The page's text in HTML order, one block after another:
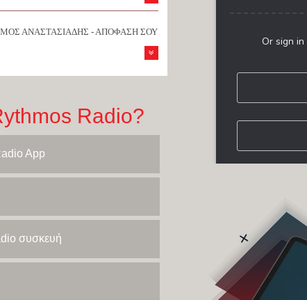
ΑΝΑΣΤΑΣΙΑΔΗΣ - ΑΠΟΦΑΣΗ ΣΟΥ
Radio?
App
συσκευή